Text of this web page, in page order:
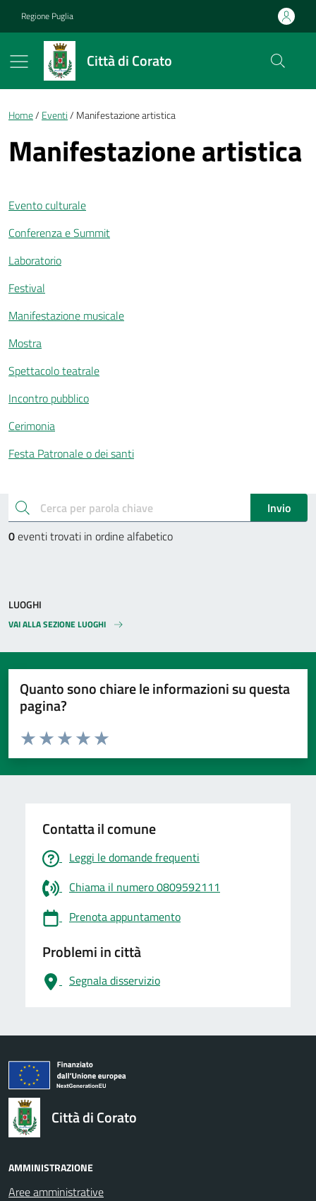
Regione Puglia
Città di Corato
Briciole di pane
Home Eventi Manifestazione artistica
Manifestazione artistica
Evento culturale
Conferenza e Summit
Laboratorio
Festival
Manifestazione musicale
Mostra
Spettacolo teatrale
Incontro pubblico
Cerimonia
Festa Patronale o dei santi
Esplora gli eventi
cerca
Invio
0eventi trovati in ordine alfabetico
LUOGHI
VAI ALLA SEZIONE LUOGHI
Quanto sono chiare le informazioni su questa
pagina?
Valuta da 1 a 5 stelle la pagina
Valuta 5 stelle su 5
Valuta 4 stelle su 5
Valuta 3 stelle su 5
Valuta 2 stelle su 5
Valuta 1 stelle su 5
Contatta il comune
Leggi le domande frequenti
Chiama il numero 0809592111
Prenota appuntamento
Problemi in città
Segnala disservizio
logo Unione Europea
Città di Corato
AMMINISTRAZIONE
Aree amministrative